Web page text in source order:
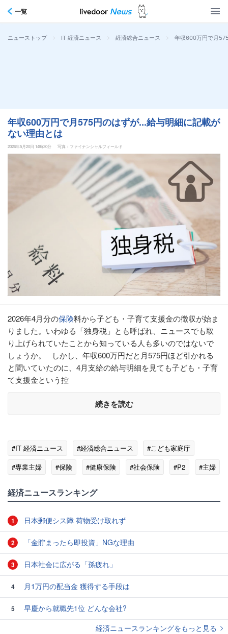
一覧
ニューストップ > IT 経済ニュース > 経済総合ニュース > 年収600万円で月
年収600万円で月575円のはずが...給与明細に記載が
ない理由とは
2026年5月20日 14時30分 写真：ファイナンシャルフィールド
2026年4月分の保険料から子ども・子育て支援金の徴収が始ま
りました。いわゆる「独身税」とも呼ばれ、ニュースでも取
り上げられていたことから知っている人も多いのではないで
しょうか。 しかし、年収600万円だと月575円ほど引かれる
と聞いていたのに、4月支給の給与明細を見ても子ども・子育
て支援金という控
続きを読む
#IT 経済ニュース #経済総合ニュース
#こども家庭庁
#専業主婦
#保険 #健康保険 #社会保険 #P2 #主婦
経済ニュースランキング
1 日本郵便シス障 荷物受け取れず
2 「金貯まったら即投資」NGな理由
3 日本社会に広がる「孫疲れ」
4 月1万円の配当金 獲得する手段は
5
早慶から就職先1位 どんな会社?
経済ニュースランキングをもっと見る